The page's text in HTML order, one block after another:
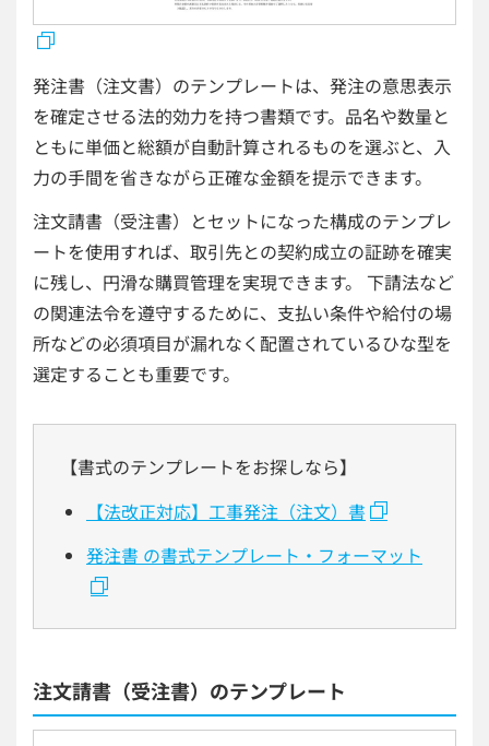
発注書（注文書）のテンプレートは、発注の意思表示
を確定させる法的効力を持つ書類です。品名や数量と
ともに単価と総額が自動計算されるものを選ぶと、入
力の手間を省きながら正確な金額を提示できます。
注文請書（受注書）とセットになった構成のテンプレ
ートを使用すれば、取引先との契約成立の証跡を確実
に残し、円滑な購買管理を実現できます。 下請法など
の関連法令を遵守するために、支払い条件や給付の場
所などの必須項目が漏れなく配置されているひな型を
選定することも重要です。
【書式のテンプレートをお探しなら】
【法改正対応】工事発注（注文）書
発注書 の書式テンプレート・フォーマット
注文請書（受注書）のテンプレート